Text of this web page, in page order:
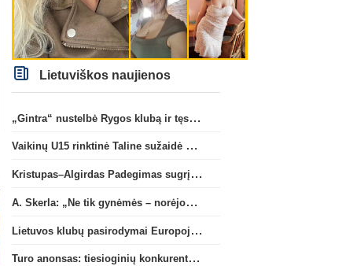
Lietuviškos naujienos
„Gintra“ nustelbė Rygos klubą ir tęs kovas UEFA Europos taurės atrankoje
Vaikinų U15 rinktinė Taline sužaidė pirmąsias kontrolines rungtynes
Kristupas–Algirdas Padegimas sugrįžta į FC „Hegelmann” B sudėtį
A. Skerla: „Ne tik gynėmės – norėjome atakuoti“
Lietuvos klubų pasirodymai Europoje: patirti pralaimėjimai Kroatijos atstovams
Turo anonsas: tiesioginių konkurentų dvikova Gargžduose